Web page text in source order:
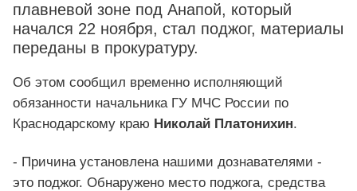
плавневой зоне под Анапой, который
начался 22 ноября, стал поджог, материалы
переданы в прокуратуру.
Об этом сообщил временно исполняющий
обязанности начальника ГУ МЧС России по
Краснодарскому краю Николай Платонихин.
- Причина установлена нашими дознавателями -
это поджог. Обнаружено место поджога, средства